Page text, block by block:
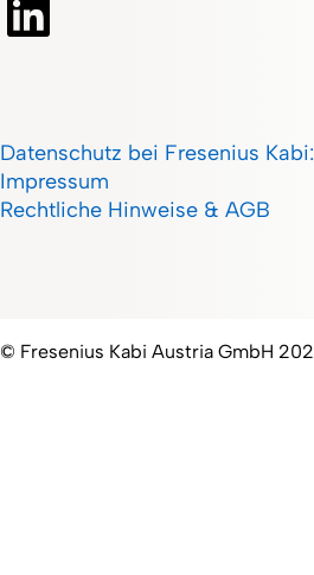
Datenschutz bei Fresenius
Impressum
Rechtliche Hinweise & AGB
© Fresenius Kabi Austria GmbH